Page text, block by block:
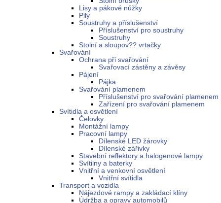
Lisy a pákové nůžky
Pily
Soustruhy a příslušenství
Příslušenství pro soustruhy
Soustruhy
Stolní a sloupov?? vrtačky
Svařování
Ochrana při svařování
Svařovací zástěny a závěsy
Pájení
Pájka
Svařování plamenem
Příslušenství pro svařování plamenem
Zařízení pro svařování plamenem
Svítidla a osvětlení
Čelovky
Montážní lampy
Pracovní lampy
Dílenské LED žárovky
Dílenské zářivky
Stavební reflektory a halogenové lampy
Svítilny a baterky
Vnitřní a venkovní osvětlení
Vnitřní svítidla
Transport a vozidla
Nájezdové rampy a zakládací klíny
Údržba a opravy automobilů